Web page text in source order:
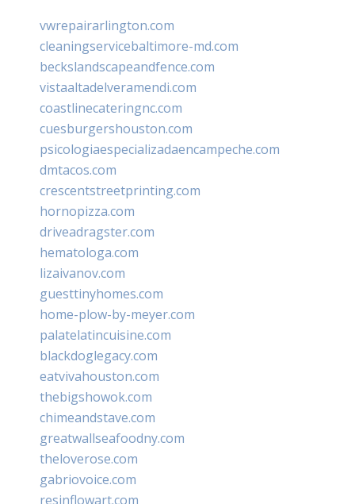
vwrepairarlington.com
cleaningservicebaltimore-md.com
beckslandscapeandfence.com
vistaaltadelveramendi.com
coastlinecateringnc.com
cuesburgershouston.com
psicologiaespecializadaencampeche.com
dmtacos.com
crescentstreetprinting.com
hornopizza.com
driveadragster.com
hematologa.com
lizaivanov.com
guesttinyhomes.com
home-plow-by-meyer.com
palatelatincuisine.com
blackdoglegacy.com
eatvivahouston.com
thebigshowok.com
chimeandstave.com
greatwallseafoodny.com
theloverose.com
gabriovoice.com
resinflowart.com